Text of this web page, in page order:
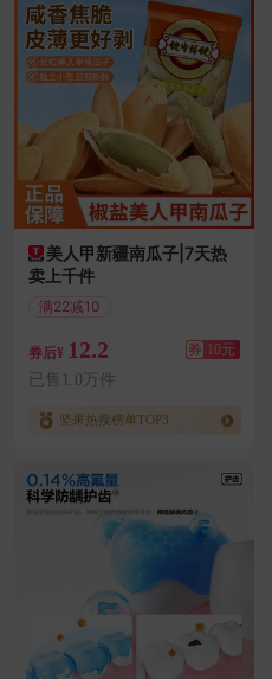
美人甲新疆南瓜子|7天热
卖上千件
满22减10
券后¥ 12.2 券 10元
已售1.0万件
坚果热搜榜单TOP3